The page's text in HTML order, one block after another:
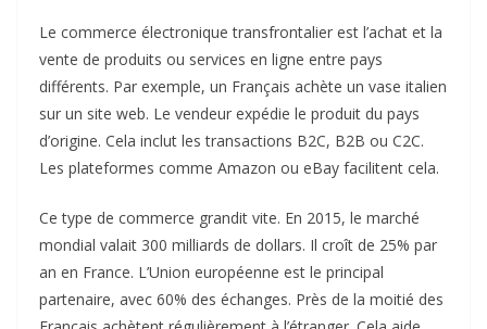
Le commerce électronique transfrontalier est l’achat et la
vente de produits ou services en ligne entre pays
différents. Par exemple, un Français achète un vase italien
sur un site web. Le vendeur expédie le produit du pays
d’origine. Cela inclut les transactions B2C, B2B ou C2C.
Les plateformes comme Amazon ou eBay facilitent cela.
Ce type de commerce grandit vite. En 2015, le marché
mondial valait 300 milliards de dollars. Il croît de 25% par
an en France. L’Union européenne est le principal
partenaire, avec 60% des échanges. Près de la moitié des